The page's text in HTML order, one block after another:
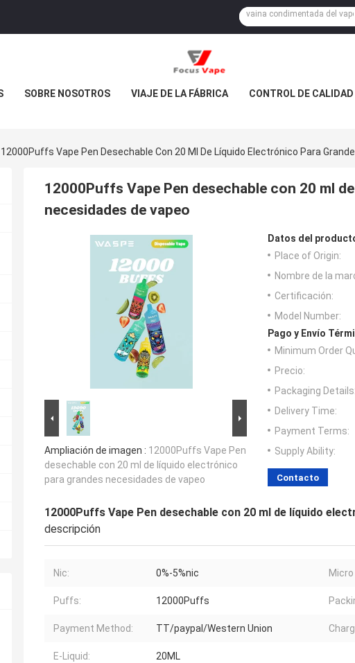
SOBRE NOSOTROS VIAJE DE LA FÁBRICA CONTROL DE CALIDAD
12000Puffs Vape Pen Desechable Con 20 Ml De Líquido Electrónico Para
12000Puffs Vape Pen desechable con 20 ml
necesidades de vapeo
Ampliación de imagen : 12000Puffs Vape Pen
desechable con 20 ml de líquido electrónico
para grandes necesidades de vapeo
Datos del
Place of Origin:
Nombre de la
Certificación:
Model Number:
Pago y Envío
Minimum Order
Precio:
Packaging Details:
Delivery Time:
Payment Terms:
Supply Ability:
Contacto
12000Puffs Vape Pen desechable con 20 ml de líquido
descripción
Nic: 0%-5%nic Micro
Puffs: 12000Puffs
Payment Method: TT/paypal/Western Union
E-Liquid: 20ML